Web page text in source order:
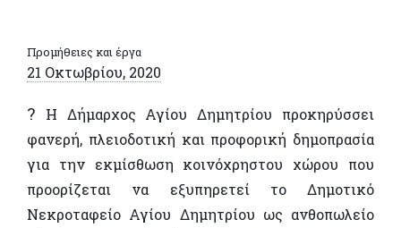
Προμήθειες και έργα
21 Οκτωβρίου, 2020
?
Η Δήμαρχος Αγίου Δημητρίου προκηρύσσει
φανερή, πλειοδοτική και προφορική δημοπρασία
για την εκμίσθωση κοινόχρηστου χώρου που
προορίζεται να εξυπηρετεί το Δημοτικό
Νεκροταφείο Αγίου Δημητρίου ως ανθοπωλείο